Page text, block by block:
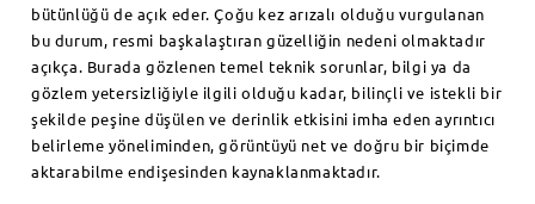
bütünlüğü de açık eder. Çoğu kez arızalı olduğu vurgulanan
bu durum, resmi başkalaştıran güzelliğin nedeni olmaktadır
açıkça. Burada gözlenen temel teknik sorunlar, bilgi ya da
gözlem yetersizliğiyle ilgili olduğu kadar, bilinçli ve istekli bir
şekilde peşine düşülen ve derinlik etkisini imha eden ayrıntıcı
belirleme yöneliminden, görüntüyü net ve doğru bir biçimde
aktarabilme endişesinden kaynaklanmaktadır.